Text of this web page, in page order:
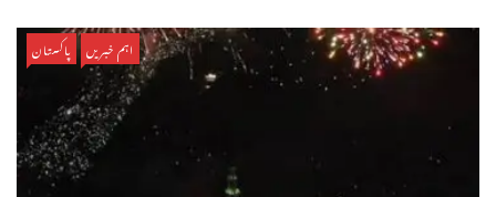
اہم خبریں پاکستان